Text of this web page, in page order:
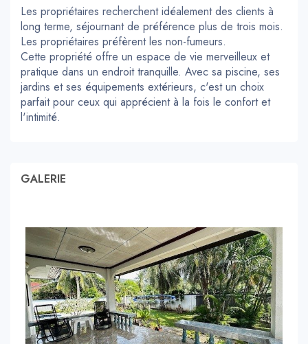
Les propriétaires recherchent idéalement des clients à
long terme, séjournant de préférence plus de trois mois.
Les propriétaires préfèrent les non-fumeurs.
Cette propriété offre un espace de vie merveilleux et
pratique dans un endroit tranquille. Avec sa piscine, ses
jardins et ses équipements extérieurs, c'est un choix
parfait pour ceux qui apprécient à la fois le confort et
l'intimité.
GALERIE